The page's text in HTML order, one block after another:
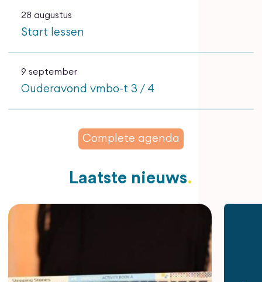
28 augustus
Start lessen
9 september
Ouderavond vmbo-t 3 / 4
Complete agenda
Laatste nieuws